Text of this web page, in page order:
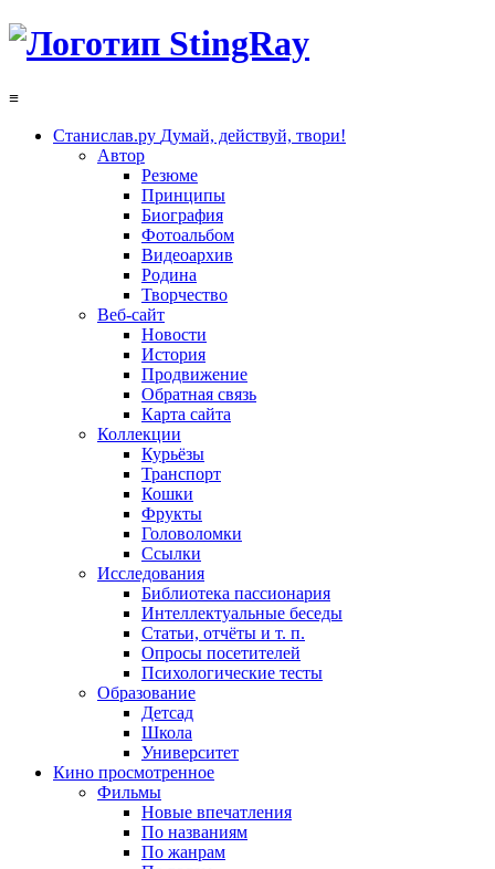
≡
Станислав.ру Думай, действуй, твори!
Автор
Резюме
Принципы
Биография
Фотоальбом
Видеоархив
Родина
Творчество
Веб-сайт
Новости
История
Продвижение
Обратная связь
Карта сайта
Коллекции
Курьёзы
Транспорт
Кошки
Фрукты
Головоломки
Ссылки
Исследования
Библиотека пассионария
Интеллектуальные беседы
Статьи, отчёты и т. п.
Опросы посетителей
Психологические тесты
Образование
Детсад
Школа
Университет
Кино просмотренное
Фильмы
Новые впечатления
По названиям
По жанрам